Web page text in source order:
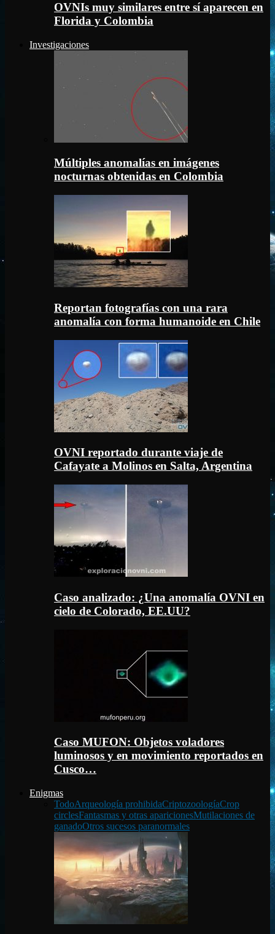
OVNIs muy similares entre sí aparecen en
Florida y Colombia
Investigaciones
Múltiples anomalías en imágenes
nocturnas obtenidas en Colombia
Reportan fotografías con una rara
anomalía con forma humanoide en Chile
OVNI reportado durante viaje de
Cafayate a Molinos en Salta, Argentina
Caso analizado: ¿Una anomalía OVNI en
cielo de Colorado, EE.UU?
Caso MUFON: Objetos voladores
luminosos y en movimiento reportados en
Cusco…
Enigmas
TodoArqueología prohibidaCriptozoologíaCrop
circlesFantasmas y otras aparicionesMutilaciones de
ganadoOtros sucesos paranormales